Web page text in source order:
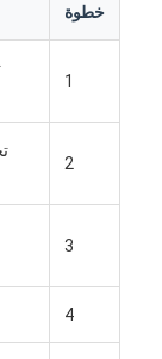
بيت
منتجات
جولة في
اتصل بنا
حالات
خطوة
1
2
3
4